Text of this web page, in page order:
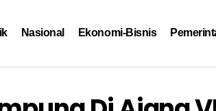
Nasional Ekonomi-Bisnis